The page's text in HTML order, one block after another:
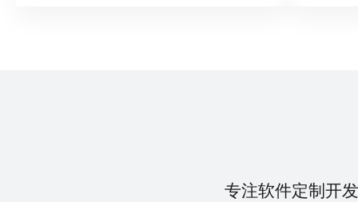
专注软件定制开